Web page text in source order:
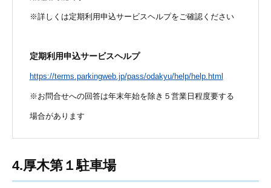
※詳しくは定期利用申込サービスヘルプをご確認ください
定期利用申込サービスヘルプ
https://terms.parkingweb.jp/pass/odakyu/help/help.html
※お問合せへの回答は年末年始を除き５営業日程度要する
場合があります
4.厚木第１駐車場